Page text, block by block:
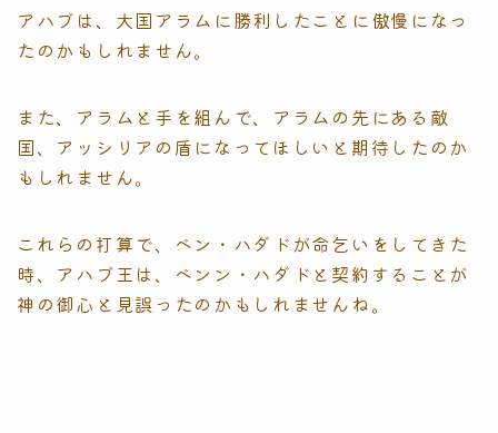
アハブは、大国アラムに勝利したことに傲慢になっ
たのかもしれません。
また、アラムと手を組んで、アラムの先にある敵
国、アッシリアの盾になってほしいと期待したのか
もしれません。
これらの打算で、ベン・ハダドが命乞いをしてきた
時、アハブ王は、ベンン・ハダドと契約することが
神の御心と見誤ったのかもしれませんね。